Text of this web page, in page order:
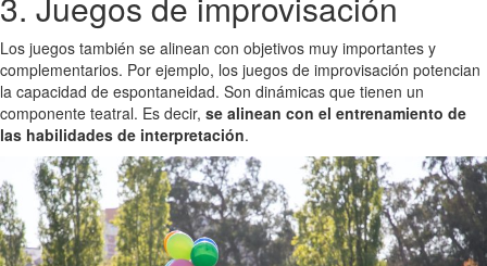
Los juegos también se alinean con objetivos muy importantes y
complementarios. Por ejemplo, los juegos de improvisación potencian
la capacidad de espontaneidad. Son dinámicas que tienen un
componente teatral. Es decir, se alinean con el entrenamiento de
las habilidades de interpretación.